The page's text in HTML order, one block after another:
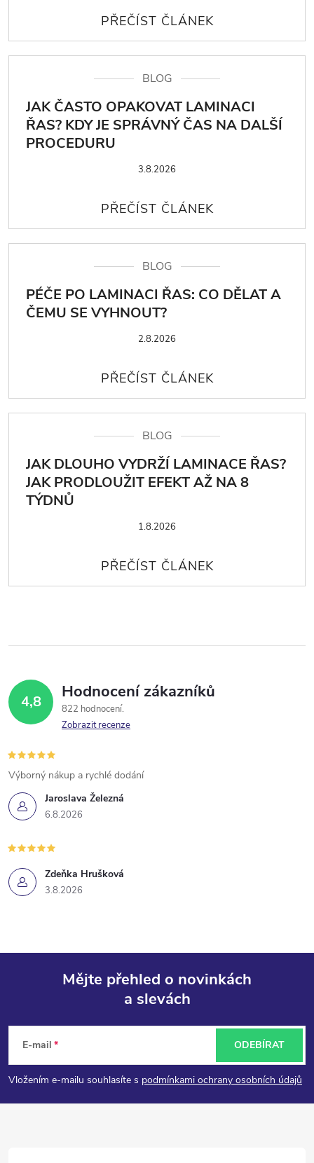
BLOG
JAK ČASTO OPAKOVAT LAMINACI
ŘAS? KDY JE SPRÁVNÝ ČAS NA DALŠÍ
PROCEDURU
3.8.2026
BLOG
PÉČE PO LAMINACI ŘAS: CO DĚLAT A
ČEMU SE VYHNOUT?
2.8.2026
BLOG
JAK DLOUHO VYDRŽÍ LAMINACE ŘAS?
JAK PRODLOUŽIT EFEKT AŽ NA 8
TÝDNŮ
1.8.2026
4,8 Hodnocení zákazníků
822 hodnocení
Zobrazit recenze
Jaroslava Železná
6.8.2026
Výborný nákup a rychlé dodání
Zdeňka Hrušková
3.8.2026
p
a
Mějte přehled o novinkách
a slevách
E-mail
Vložením e-mailu souhlasíte s podmínkami ochrany osobních údajů
ODEBÍRAT